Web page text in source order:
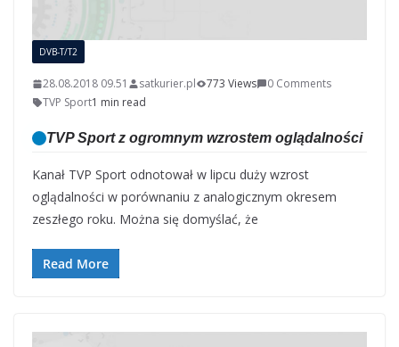
DVB-T/T2
28.08.2018 09.51 satkurier.pl 773 Views
0 Comments
TVP Sport1 min read
TVP Sport z ogromnym wzrostem oglądalności
Kanał TVP Sport odnotował w lipcu duży wzrost
oglądalności w porównaniu z analogicznym okresem
zeszłego roku. Można się domyślać, że
Read More